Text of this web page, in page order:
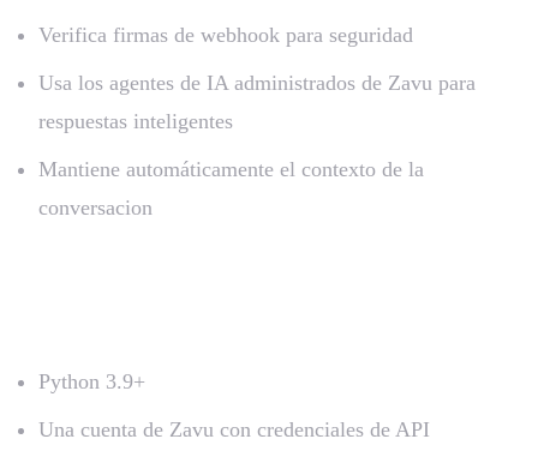
Verifica firmas de webhook para seguridad
Usa los agentes de IA administrados de Zavu para
respuestas inteligentes
Mantiene automáticamente el contexto de la
conversacion
Python 3.9+
Una cuenta de Zavu con credenciales de API